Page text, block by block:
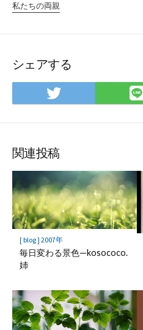
私たちの両親
シェアする
Twitter
で
関連投稿
[ blog ] 2007年
毎日変わる景色—kosococo.
姉